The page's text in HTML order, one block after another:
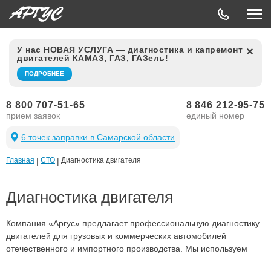
У нас НОВАЯ УСЛУГА — диагностика и капремонт
двигателей КАМАЗ, ГАЗ, ГАЗель!
ПОДРОБНЕЕ
8 800 707-51-65
прием заявок
8 846 212-95-75
единый номер
6 точек заправки в Самарской области
Главная | СТО | Диагностика двигателя
Диагностика двигателя
Компания «Аргус» предлагает профессиональную диагностику
двигателей для грузовых и коммерческих автомобилей
отечественного и импортного производства. Мы используем